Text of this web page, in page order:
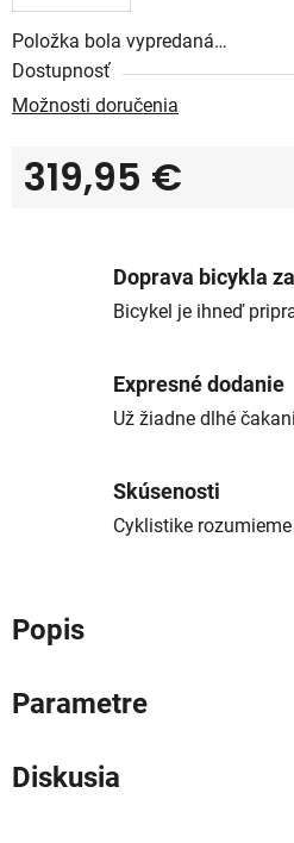
Položka bola vypredaná…
Dostupnosť
Možnosti doručenia
319,95 €
Doprava bicykla
Bicykel je ihneď
Expresné dodanie
Už žiadne dlhé
Skúsenosti
Cyklistike
Popis
Parametre
Diskusia